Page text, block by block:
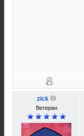
zick
Ветеран